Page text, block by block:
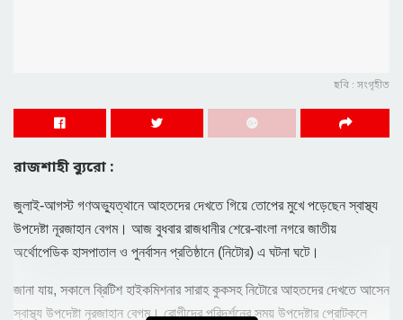
ছবি : সংগৃহীত
রাজশাহী ব্যুরো :
জুলাই-আগস্ট গণঅভ্যুত্থানে আহতদের দেখতে গিয়ে তোপের মুখে পড়েছেন স্বাস্থ্য
উপদেষ্টা নূরজাহান বেগম। আজ বুধবার রাজধানীর শেরে-বাংলা নগরে জাতীয়
অর্থোপেডিক হাসপাতাল ও পুনর্বাসন প্রতিষ্ঠানে (নিটোর) এ ঘটনা ঘটে।
জানা যায়, সকালে ব্রিটিশ হাইকমিশনার সারাহ কুকসহ নিটোরে আহতদের দেখতে আসেন
স্বাস্থ্য উপদেষ্টা নূরজাহান বেগম। রোগীদের পরিদর্শনের সময় উপদেষ্টার প্রোটকলে